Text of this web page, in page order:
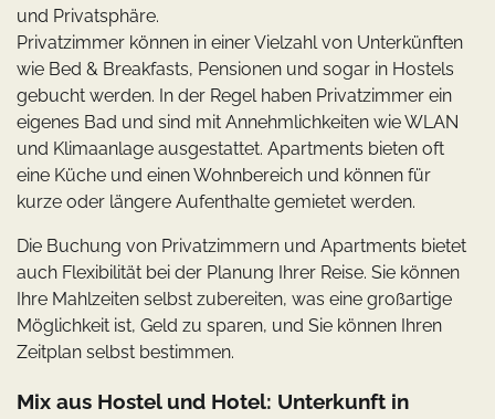
und Privatsphäre.
Privatzimmer können in einer Vielzahl von Unterkünften
wie Bed & Breakfasts, Pensionen und sogar in Hostels
gebucht werden. In der Regel haben Privatzimmer ein
eigenes Bad und sind mit Annehmlichkeiten wie WLAN
und Klimaanlage ausgestattet. Apartments bieten oft
eine Küche und einen Wohnbereich und können für
kurze oder längere Aufenthalte gemietet werden.
Die Buchung von Privatzimmern und Apartments bietet
auch Flexibilität bei der Planung Ihrer Reise. Sie können
Ihre Mahlzeiten selbst zubereiten, was eine großartige
Möglichkeit ist, Geld zu sparen, und Sie können Ihren
Zeitplan selbst bestimmen.
Mix aus Hostel und Hotel: Unterkunft in